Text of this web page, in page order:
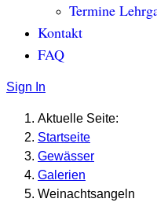
Termine
Kontakt
FAQ
Sign In
Aktuelle Seite:
Startseite
Gewässer
Galerien
Weinachtsangeln